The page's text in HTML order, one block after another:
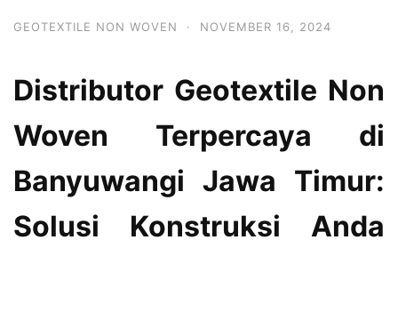
GEOTEXTILE NON WOVEN · NOVEMBER 16, 2024
Distributor Geotextile Non
Woven Terpercaya di
Banyuwangi Jawa Timur:
Solusi Konstruksi Anda